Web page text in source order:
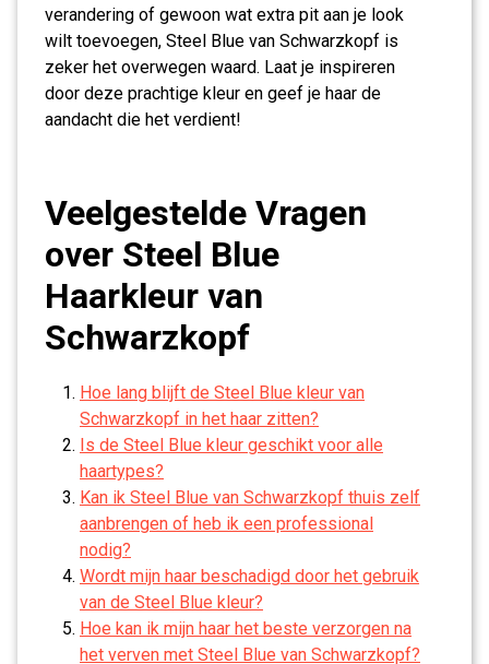
verandering of gewoon wat extra pit aan je look
wilt toevoegen, Steel Blue van Schwarzkopf is
zeker het overwegen waard. Laat je inspireren
door deze prachtige kleur en geef je haar de
aandacht die het verdient!
Veelgestelde Vragen
over Steel Blue
Haarkleur van
Schwarzkopf
Hoe lang blijft de Steel Blue kleur van
Schwarzkopf in het haar zitten?
Is de Steel Blue kleur geschikt voor alle
haartypes?
Kan ik Steel Blue van Schwarzkopf thuis zelf
aanbrengen of heb ik een professional
nodig?
Wordt mijn haar beschadigd door het gebruik
van de Steel Blue kleur?
Hoe kan ik mijn haar het beste verzorgen na
het verven met Steel Blue van Schwarzkopf?